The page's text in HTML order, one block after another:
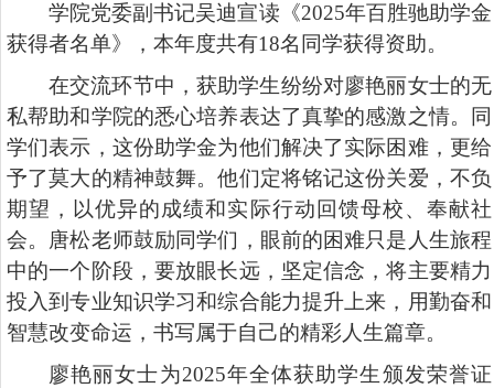
学院党委副书记吴迪宣读《2025年百胜驰助学金
获得者名单》，本年度共有18名同学获得资助。
在交流环节中，获助学生纷纷对廖艳丽女士的无
私帮助和学院的悉心培养表达了真挚的感激之情。同
学们表示，这份助学金为他们解决了实际困难，更给
予了莫大的精神鼓舞。他们定将铭记这份关爱，不负
期望，以优异的成绩和实际行动回馈母校、奉献社
会。唐松老师鼓励同学们，眼前的困难只是人生旅程
中的一个阶段，要放眼长远，坚定信念，将主要精力
投入到专业知识学习和综合能力提升上来，用勤奋和
智慧改变命运，书写属于自己的精彩人生篇章。
廖艳丽女士为2025年全体获助学生颁发荣誉证